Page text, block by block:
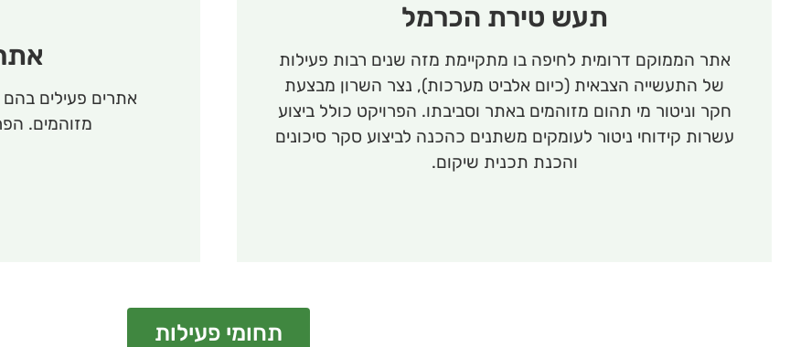
תעש טירת הכרמל
אתר הממוקם דרומית לחיפה בו מתקיימת מזה שנים רבות פעילות
של התעשייה הצבאית (כיום אלביט מערכות), נצר השרון מבצעת
חקר וניטור מי תהום מזוהמים באתר וסביבתו. הפרויקט כולל ביצוע
עשרות קידוחי ניטור לעומקים משתנים כהכנה לביצוע סקר סיכונים
והכנת תכנית שיקום.
אתרים פעילים
מזוהמים.
תחומי פעילות